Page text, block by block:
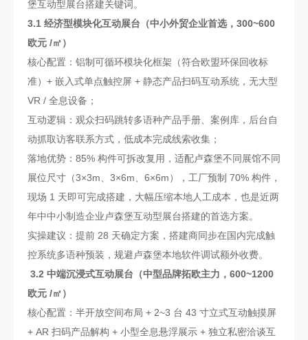
堡互动型展台搭建关键词。
3.1 经济型模块化互动展台（中小外贸企业首选，300~600
欧元 /㎡）
核心配置：铝制可循环模块化框架（符合欧盟环保回收标
准）+ 嵌入式单点触控屏 + 静态产品扫码互动系统，无大型
VR / 全息设备；
互动逻辑：观众扫码跳转多语种产品手册、案例库，后台自
动抓取访客联系方式，低成本完成线索收集；
落地优势：85% 构件可拆改复用，适配卢森堡不同展馆不同
展位尺寸（3×3m、3×6m、6×6m），工厂预制 70% 构件，
现场 1 天即可完成搭建，大幅压缩本地人工成本，也是近两
年中中小制造企业卢森堡互动型展台搭建的首选方案。
实操建议：提前 28 天确定方案，搭建商同步在国内完成触
控系统多语种预装，规避卢森堡本地软件调试额外收费。
3.2 中端沉浸式互动展台（中型品牌拓欧主力，600~1200
欧元 /㎡）
核心配置：半开放空间布局 + 2~3 台 43 寸立式互动触摸屏
+ AR 扫码产品解构 + 小型全息悬浮展示 + 独立私密洽谈互